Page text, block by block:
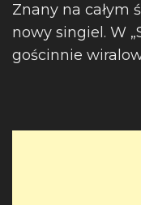
Znany na całym
nowy singiel. W
gościnnie